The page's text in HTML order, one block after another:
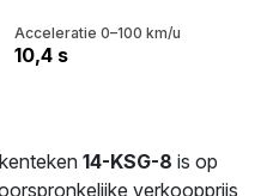
Acceleratie 0–100 km/u
10,4 s
14-KSG-8 is op
verkoopprijs